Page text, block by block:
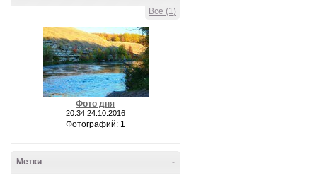
Все (1)
Фото дня
20:34 24.10.2016
Фотографий: 1
-
Метки